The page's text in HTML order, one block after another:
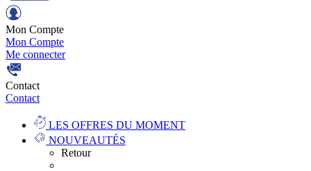
Mon Compte
Mon Compte
Me connecter
Contact
Contact
LES OFFRES DU MOMENT
NOUVEAUTÉS
Retour